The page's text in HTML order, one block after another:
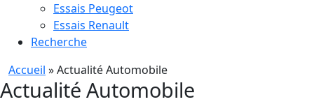
Essais Peugeot
Essais Renault
Recherche
Accueil »Actualité Automobile
Actualité Automobile